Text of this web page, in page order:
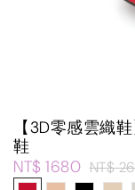
【3D零感雲織
鞋
NT$ 1680 NT$